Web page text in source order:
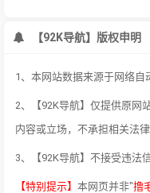
【92K导航】版权申明
1、本网站数据来源于网络自
2、【92K导航】仅提供原网
内容或立场，不承担相关法律
3、【92K导航】不接受违法
【特别提示】 本网页并非"撸